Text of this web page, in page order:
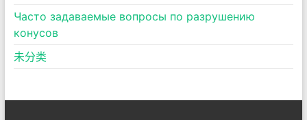
Часто задаваемые вопросы по разрушению
конусов
未分类